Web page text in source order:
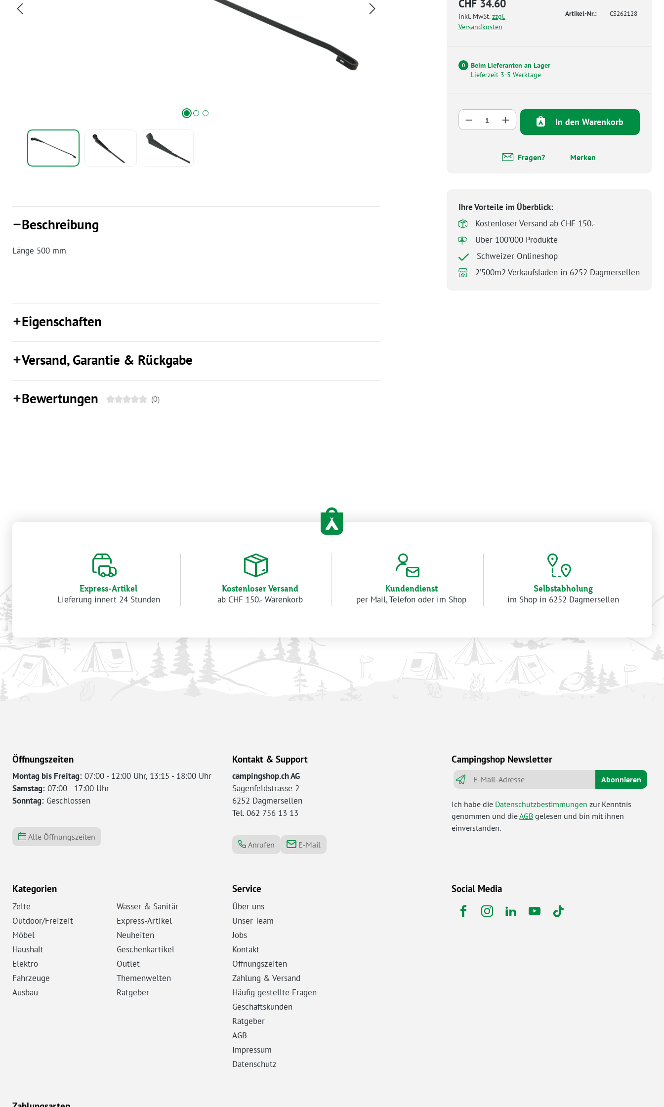
Beschreibung
Länge 500 mm
Eigenschaften
Versand, Garantie & Rückgabe
Bewertungen (0)
CHF 34.60
inkl. MwSt.zzgl.
Versandkosten
Artikel-Nr.: CS262128
0
Beim Lieferanten an Lager
Lieferzeit 3-5 Werktage
Produkt Anzahl: Gib den gewünschten
In den Warenkorb
Fragen? Merken
Ihre Vorteile im Überblick:
Kostenloser Versand ab CHF 150.-
Über 100’000 Produkte
Schweizer Onlineshop
2’500m2 Verkaufsladen in 6252 Dagmersellen
Express-Artikel
Lieferung innert 24 Stunden
Kostenloser Versand
ab CHF 150.- Warenkorb
Kundendienst
per Mail, Telefon oder im Shop
Selbstabholung
im Shop in 6252 Dagmersellen
Öffnungszeiten
Montag bis Freitag: 07:00 - 12:00 Uhr, 13:15 - 18:00 Uhr
Samstag: 07:00 - 17:00 Uhr
Sonntag: Geschlossen
Alle Öffnungszeiten
Kontakt & Support
campingshop.ch AG
Sagenfeldstrasse 2
6252 Dagmersellen
Tel. 062 756 13 13
Anrufen E-Mail
Campingshop Newsletter
Abonnieren
Ich habe die Datenschutzbestimmungen zur Kenntnis
genommen und dieAGB gelesen und bin mit ihnen
einverstanden.
Kategorien
Zelte
Outdoor/Freizeit
Möbel
Haushalt
Elektro
Fahrzeuge
Ausbau
Wasser & Sanitär
Express-Artikel
Neuheiten
Geschenkartikel
Outlet
Themenwelten
Ratgeber
Service
Über uns
Unser Team
Jobs
Kontakt
Öffnungszeiten
Zahlung & Versand
Häufig gestellte Fragen
Geschäftskunden
Ratgeber
AGB
Impressum
Datenschutz
Social Media